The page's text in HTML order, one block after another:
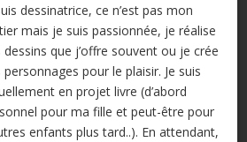
dessinatrice, ce n’est pas mon
mais je suis passionnée, je réalise
dessins que j’offre souvent ou je crée
personnages pour le plaisir. Je suis
en projet livre (d’abord
pour ma fille et peut-être pour
enfants plus tard..). En attendant,